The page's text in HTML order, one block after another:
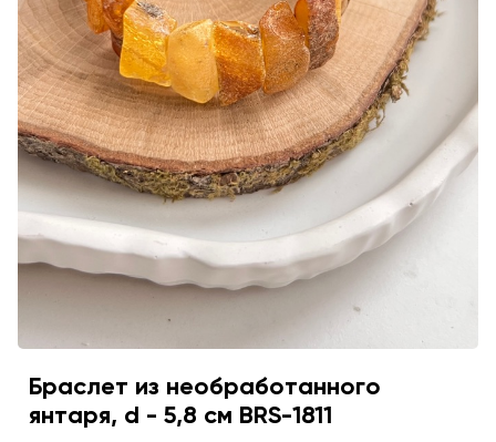
Браслет из необработанного
янтаря, d - 5,8 см BRS-1811